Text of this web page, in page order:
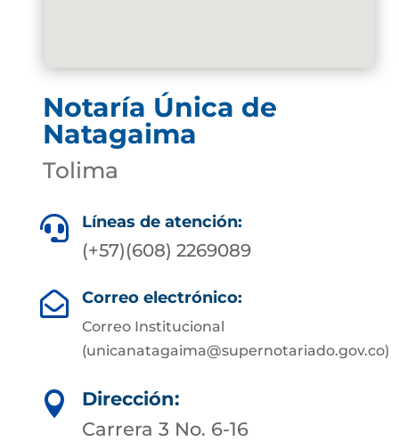
Notaría Única de
Natagaima
Tolima
 Líneas de atención:
(+57)(608) 2269089
 Correo electrónico:
Correo Institucional
(unicanatagaima@supernotariado.gov.co)

Dirección:
Carrera 3 No. 6-16